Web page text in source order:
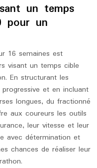
un temps
pour un
16 semaines est
visant un temps cible
En structurant les
et en incluant
longues, du fractionné
aux coureurs les outils
leur vitesse et leur
avec détermination et
chances de réaliser leur